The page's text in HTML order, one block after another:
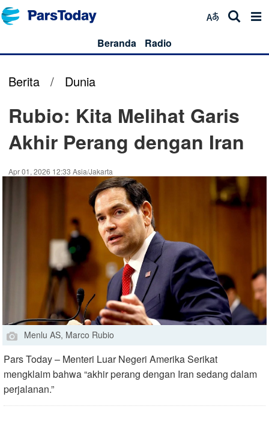
Beranda Radio
Berita / Dunia
Rubio: Kita Melihat Garis
Akhir Perang dengan Iran
Apr 01, 2026 12:33 Asia/Jakarta
Menlu AS, Marco Rubio
Pars Today – Menteri Luar Negeri Amerika Serikat
mengklaim bahwa “akhir perang dengan Iran sedang dalam
perjalanan.”